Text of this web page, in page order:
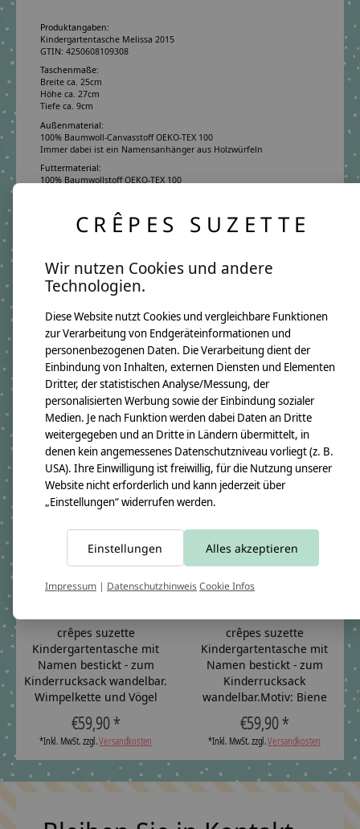
Produktangaben:
Kindergartentasche Melissa 2015
GTIN: 4250608109308
Taschenmaße:
Breite ca. 25cm
Höhe ca. 27cm
Tiefe ca. 9cm
Außenmaterial:
100% Baumwoll-Canvasstoff OEKO-TEX 100
Immer dabei ist ein Namensanhänger aus Holzwürfeln
Futtermaterial:
100% Baumwollstoff OEKO-TEX 100
Waschbar bei 30°C Schonwäsche, nicht trocknergeeignet
Sicherheitshinweise:
Angaben zum Hersteller:
crêpes suzette GmbH & Co. KG
Sülzburgstraße 108
E-Mail:info@crepes-suzette.net
Tel.:+49 221 2616939
Ergänzende Produkte
Carousel items
crêpes suzette
Kindergartentasche mit
Namen bestickt - zum
Kinderrucksack wandelbar.
Wimpelkette und Vögel
€59,90 *
*Inkl. MwSt. zzgl.Versandkosten
crêpes suzette
Kindergartentasche mit
Namen bestickt - zum
Kinderrucksack
wandelbar.Motiv: Biene
€59,90 *
*Inkl. MwSt. zzgl.Versandkosten
CRÊPES SUZETTE
Wir nutzen Cookies und andere
Technologien.
Diese Website nutzt Cookies und vergleichbare Funktionen
zur Verarbeitung von Endgeräteinformationen und
personenbezogenen Daten. Die Verarbeitung dient der
Einbindung von Inhalten, externen Diensten und Elementen
Dritter, der statistischen Analyse/Messung, der
personalisierten Werbung sowie der Einbindung sozialer
Medien. Je nach Funktion werden dabei Daten an Dritte
weitergegeben und an Dritte in Ländern übermittelt, in
denen kein angemessenes Datenschutzniveau vorliegt (z. B.
USA). Ihre Einwilligung ist freiwillig, für die Nutzung unserer
Website nicht erforderlich und kann jederzeit über
„Einstellungen“ widerrufen werden.
Einstellungen Alles akzeptieren
Impressum | DatenschutzhinweisCookie Infos